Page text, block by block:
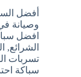
أفضل
وصيانة
افضل
الشرائع,
تسربات
سباكة